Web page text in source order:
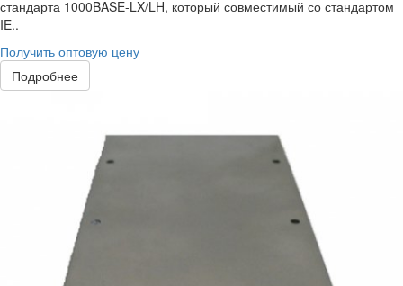
стандарта 1000BASE-LX/LH, который совместимый со стандартом
IE..
Получить оптовую цену
Подробнее